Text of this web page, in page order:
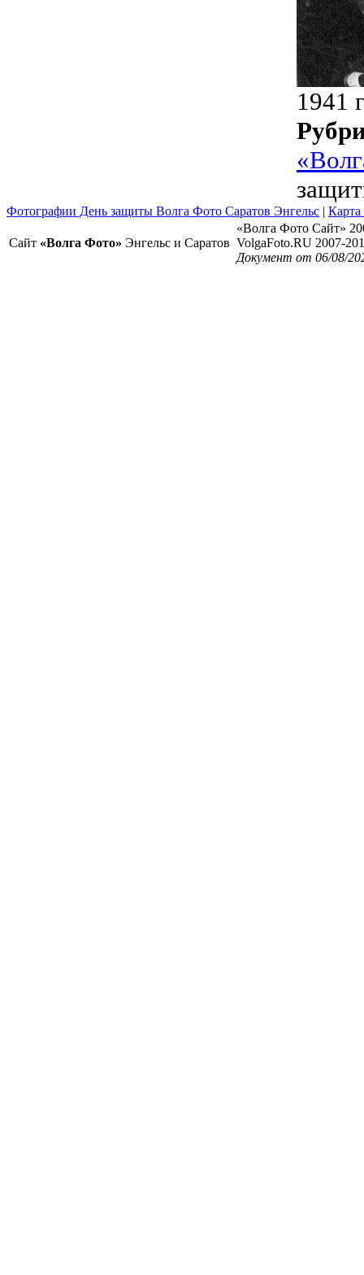
1941
Фотографии День защиты Волга Фото Саратов Энгельс | Карта
Сайт «Волга Фото» Энгельс и Саратов
«Волга Фото Сайт»
VolgaFoto.RU 2007-
Документ от 06/08/